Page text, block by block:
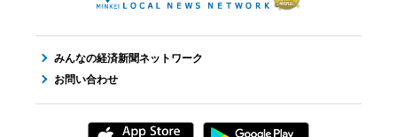
みんなの経済新聞ネットワーク
お問い合わせ